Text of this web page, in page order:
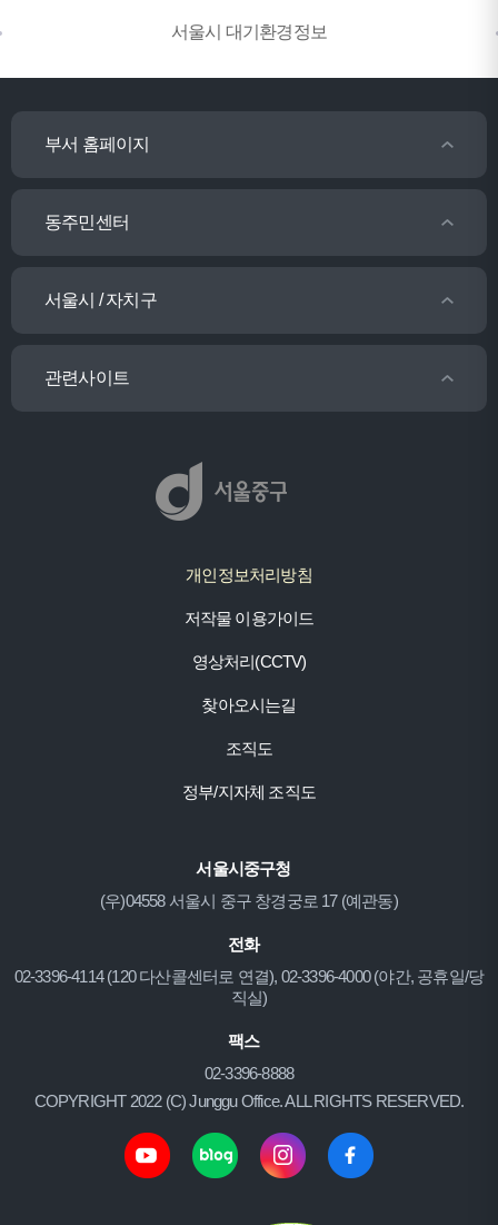
서울시 대기환경정보
부서 홈페이지
동주민센터
서울시 / 자치구
관련사이트
개인정보처리방침
저작물 이용가이드
영상처리(CCTV)
찾아오시는길
조직도
정부/지자체 조직도
서울시중구청
(우)04558 서울시 중구 창경궁로 17 (예관동)
전화
02-3396-4114 (120 다산콜센터로 연결), 02-3396-4000 (야간, 공휴일/당
직실)
팩스
02-3396-8888
COPYRIGHT 2022 (C) Junggu Office. ALL RIGHTS RESERVED.